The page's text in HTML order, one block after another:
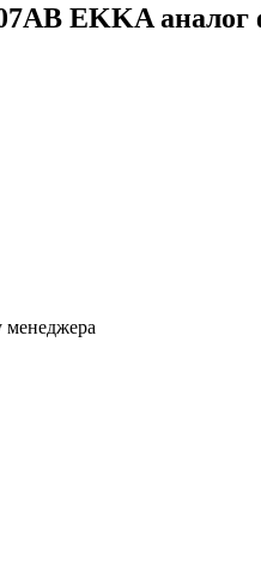
EKKA аналог
менеджера